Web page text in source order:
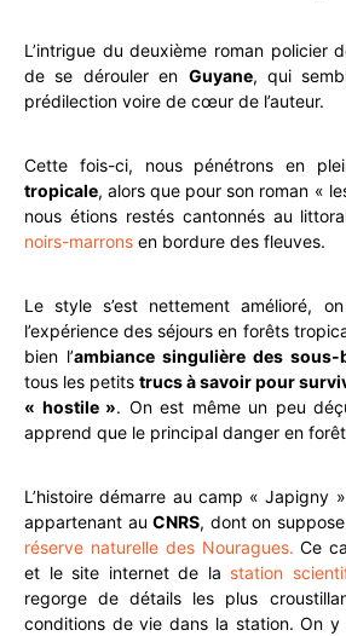
L’intrigue du deuxième roman policier
de se dérouler en Guyane, qui
prédilection voire de cœur de l’auteur.
Cette fois-ci, nous pénétrons en
tropicale, alors que pour son roman «
nous étions restés cantonnés au
noirs-marrons en bordure des fleuves.
Le style s’est nettement amélioré,
l’expérience des séjours en forêts
bien l’ambiance singulière des sous-
tous les petits trucs à savoir pour
« hostile ». On est même un peu
apprend que le principal danger en
L’histoire démarre au camp « Japigny
appartenant auCNRS, dont on
réserve naturelle des Nouragues. Ce
et le site internet de la station
regorge de détails les plus
conditions de vie dans la station. On